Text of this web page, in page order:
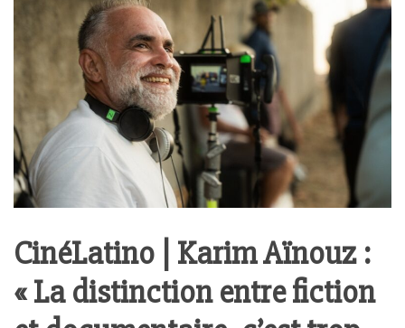
CinéLatino | Karim Aïnouz :
« La distinction entre fiction